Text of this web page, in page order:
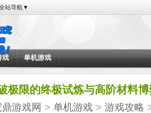
站导航▼
戏 单机游戏
极限的终极试炼与高阶材料
鼎游戏网 > 单机游戏 > 游戏攻略